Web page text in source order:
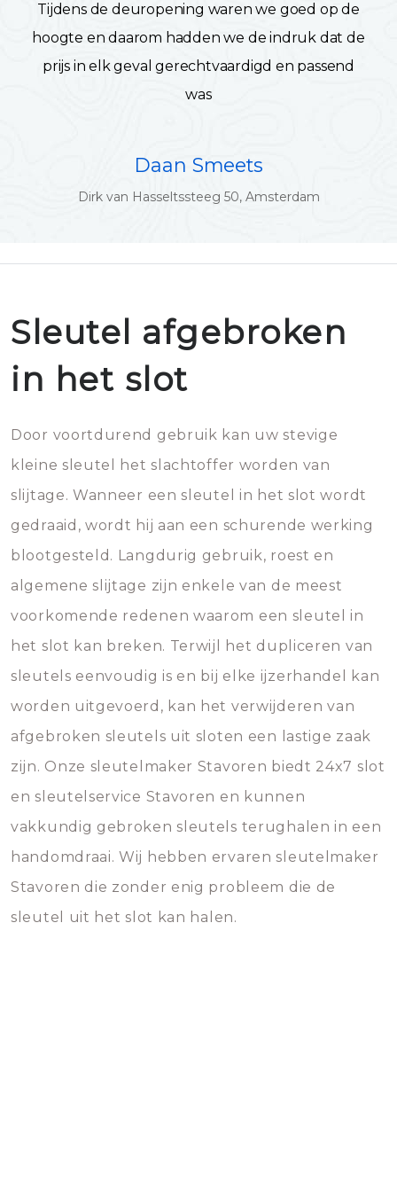
Tijdens de deuropening waren we goed op de
hoogte en daarom hadden we de indruk dat de
prijs in elk geval gerechtvaardigd en passend
was
Daan Smeets
Dirk van Hasseltssteeg 50, Amsterdam
Sleutel afgebroken
in het slot
Door voortdurend gebruik kan uw stevige
kleine sleutel het slachtoffer worden van
slijtage. Wanneer een sleutel in het slot wordt
gedraaid, wordt hij aan een schurende werking
blootgesteld. Langdurig gebruik, roest en
algemene slijtage zijn enkele van de meest
voorkomende redenen waarom een sleutel in
het slot kan breken. Terwijl het dupliceren van
sleutels eenvoudig is en bij elke ijzerhandel kan
worden uitgevoerd, kan het verwijderen van
afgebroken sleutels uit sloten een lastige zaak
zijn. Onze sleutelmaker Stavoren biedt 24x7 slot
en sleutelservice Stavoren en kunnen
vakkundig gebroken sleutels terughalen in een
handomdraai. Wij hebben ervaren sleutelmaker
Stavoren die zonder enig probleem die de
sleutel uit het slot kan halen.